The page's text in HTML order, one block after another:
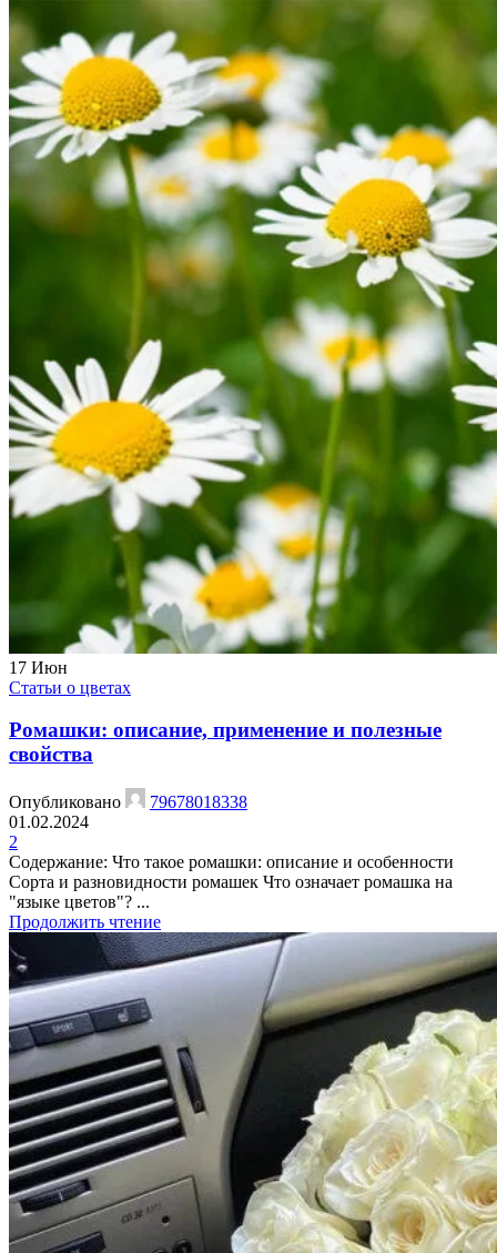
17 Июн
Статьи о цветах
Ромашки: описание, применение и полезные
свойства
Опубликовано
79678018338
01.02.2024
2
Содержание: Что такое ромашки: описание и особенности
Сорта и разновидности ромашек Что означает ромашка на
"языке цветов"? ...
Продолжить чтение